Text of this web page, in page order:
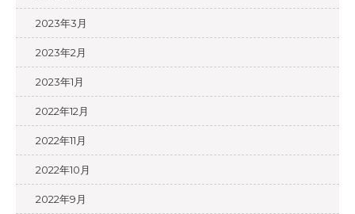
2023年3月
2023年2月
2023年1月
2022年12月
2022年11月
2022年10月
2022年9月